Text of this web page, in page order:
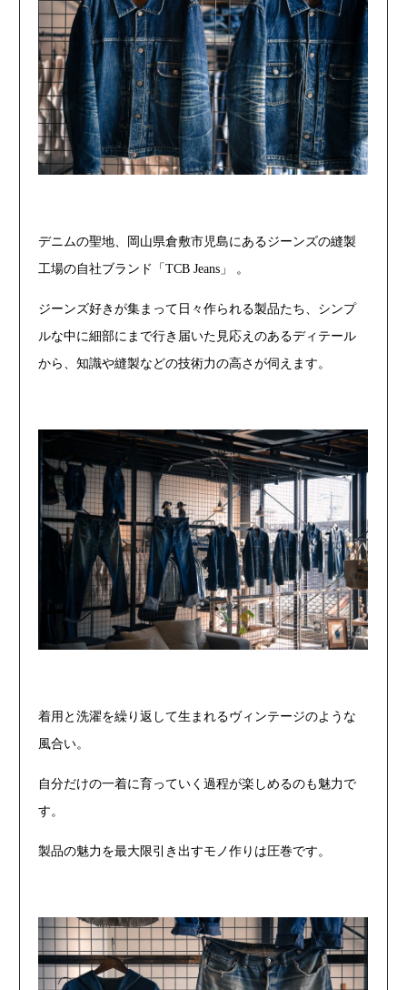
デニムの聖地、岡山県倉敷市児島にあるジーンズの縫製
工場の自社ブランド「TCB Jeans」 。
ジーンズ好きが集まって日々作られる製品たち、シンプ
ルな中に細部にまで行き届いた見応えのあるディテール
から、知識や縫製などの技術力の高さが伺えます。
着用と洗濯を繰り返して生まれるヴィンテージのような
風合い。
自分だけの一着に育っていく過程が楽しめるのも魅力で
す。
製品の魅力を最大限引き出すモノ作りは圧巻です。